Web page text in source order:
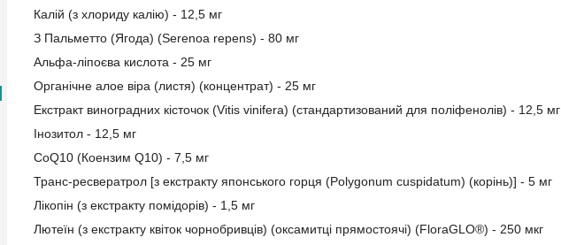
Калій (з хлориду калію) - 12,5 мг
З Пальметто (Ягода) (Serenoa repens) - 80 мг
Альфа-ліпоєва кислота - 25 мг
Органічне алое віра (листя) (концентрат) - 25 мг
Екстракт виноградних кісточок (Vitis vinifera) (стандартизований для поліфенолів) - 12,5 мг
Інозитол - 12,5 мг
CoQ10 (Коензим Q10) - 7,5 мг
Транс-ресвератрол [з екстракту японського горця (Polygonum cuspidatum) (корінь)] - 5 мг
Лікопін (з екстракту помідорів) - 1,5 мг
Лютеїн (з екстракту квіток чорнобривців) (оксамитці прямостоячі) (FloraGLO®) - 250 мкг